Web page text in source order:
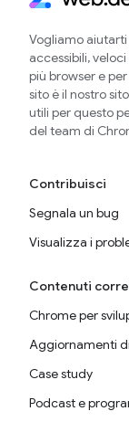
Vogliamo
accessibili,
più browser e
sito è il nostro
utili per questo
del team di
Contribuisci
Segnala un bug
Visualizza i
Contenuti
Chrome per
Aggiornamenti
Case study
Podcast e